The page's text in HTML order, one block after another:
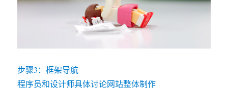
步骤3：框架导航
程序员和设计师具体讨论网站整体制作